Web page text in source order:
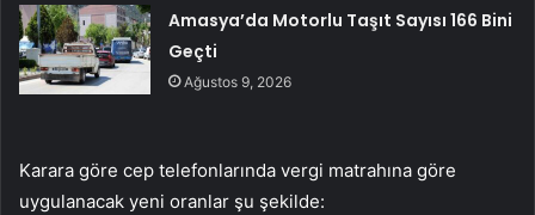
Amasya’da Motorlu Taşıt Sayısı 166 Bini
Geçti
Ağustos 9, 2026
Karara göre cep telefonlarında vergi matrahına göre
uygulanacak yeni oranlar şu şekilde: